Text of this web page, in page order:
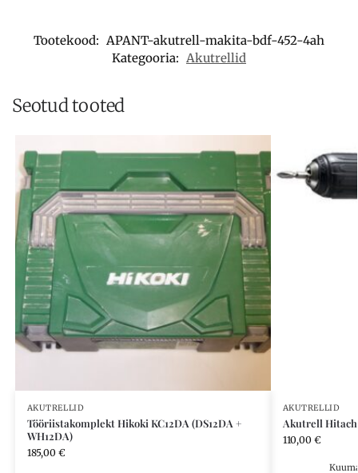
Tootekood: APANT-akutrell-makita-bdf-452-4ah
Kategooria: Akutrellid
Seotud tooted
AKUTRELLID
Tööriistakomplekt Hikoki KC12DA (DS12DA +
WH12DA)
185,00 €
AKUTRELLID
Akutrell
110,00 €